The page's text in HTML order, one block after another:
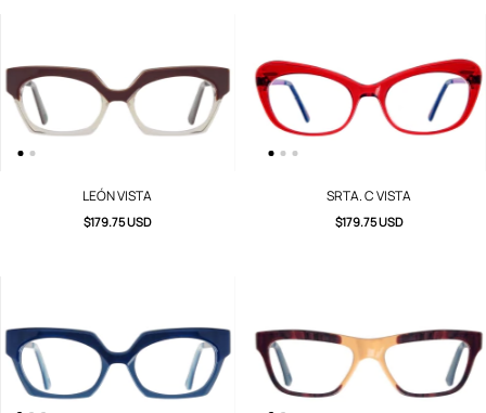
LEÓN VISTA
$179.75 USD
SRTA. C VISTA
$179.75 USD